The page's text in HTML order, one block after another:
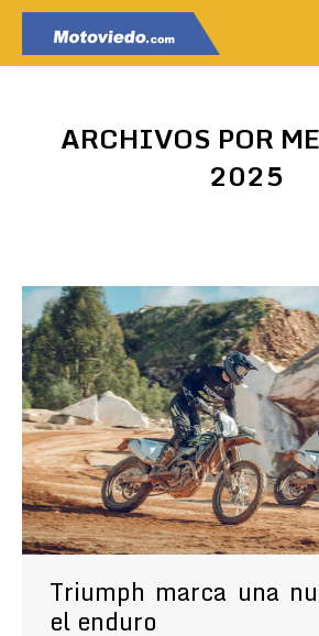
ARCHIVOS POR
2025
Triumph marca una
el enduro